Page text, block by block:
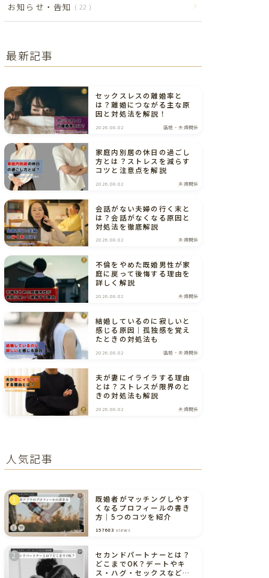
お知らせ・告知 22
最新記事
セックスレスの離婚率と
は？離婚につながる主な原
因と対処法を解説！
2026.08.02 結婚・夫婦関係
家庭内別居の休日の過ごし
方とは？ストレスを減らす
コツと注意点を解説
2026.08.02 夫婦関係
会話がない夫婦の行く末と
は？会話がなくなる原因と
対処法を徹底解説
2026.08.02 夫婦関係
不倫をやめた既婚男性が家
庭に戻って後悔する理由を
詳しく解説
2026.08.02 夫婦関係
結婚しているのに寂しいと
感じる原因｜孤独感を覚え
たときの対処法も
2026.08.02 結婚・夫婦関係
夫が妻にイライラする理由
とは？ストレスが限界のと
きの対処法も解説
2026.08.02 夫婦関係
人気記事
既婚者がマッチングしやす
くなるプロフィールの書き
方｜5つのコツを紹介
157683 views
セカンドパートナーとは？
どこまでOK？デートやキ
ス・ハグ・セックスなどの